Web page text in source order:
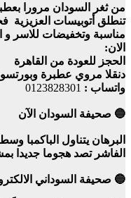
من ثغر السودان مرورا
تنطلق أتوبيسات العزيزية
مناسبة وتخفيضات للاسر و
الان:
الحجز للعودة من القاهرة
دنقلا مروي عطبرة
واتساب : 0123828301
🔵 صحيفة السودان الآن
البرهان يتناول الباكمبا
الفاشر تصد هجوما جديدا
🔵 صحيفة السوداني